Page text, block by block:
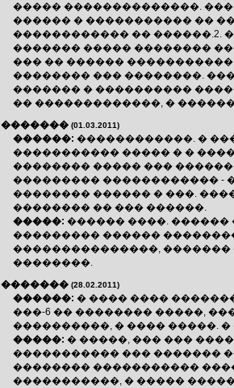
����� ��������������.
������ � ����������� ��
������������ �� ������.2.
������� ����� ��������
��� �� ������
�������� ��� ��������.
������� � ����������
�� �������������, �
������� (01.03.2011)
������: ������������. �
����������� ����� � �
�������� ����� ���
��������� ������������ -
�������� ������ � ���.
�������� �� ��� ������.
�����: ������ ����. ������
��������� ������
���������������,
��������.
������� (28.02.2011)
������: � ���� ����
���-6 �� �������� �����,
����������, � ���� �����.
�����: � �����, ��� ���
����������� ��� �������
�������� �����������
�����������, � �����